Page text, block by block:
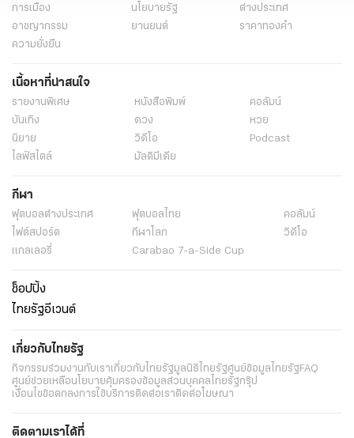
การเมือง
นโยบายรัฐ
ต่างประเทศ
อาชญากรรม
ยานยนต์
ราคาทองคำ
ความยั่งยืน
เนื้อหาที่น่าสนใจ
รายงานพิเศษ หนังสือพิมพ์
คอลัมน์
บันเทิง
ดวง
หวย
นิยาย
วิดีโอ
Podcast
ไลฟ์สไตล์
มัลติมีเดีย
กีฬา
ฟุตบอลต่่างประเทศ ฟุตบอลไทย
คอลัมน์
ไฟต์สปอร์ต
กีฬาโลก
วิดีโอ
แกลเลอรี่
Carabao 7-a-Side Cup
ช็อปปิ้ง
ไทยรัฐอีเวนต์
เกี่ยวกับไทยรัฐ
กิจกรรมร่วมงานกับเราเกี่ยวกับไทยรัฐมูลนิธิไทยรัฐศูนย์ข้อมูลไทยรัฐFAQ
ศูนย์ช่วยเหลือนโยบายคุ้มครองข้อมูลส่วนบุคคลไทยรัฐกรุ๊ป
เงื่อนไขข้อตกลงการใช้บริการติดต่อเราติดต่อโฆษณา
ติดตามเราได้ที่